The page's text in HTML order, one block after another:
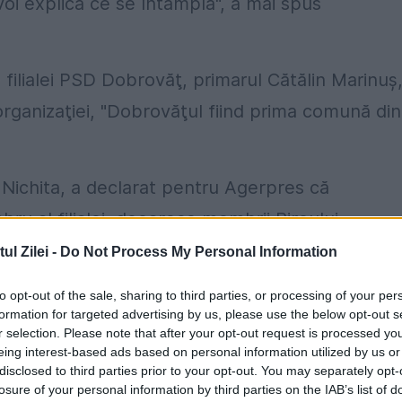
Zilei - Do Not Process My Personal Information
opt-out of the sale, sharing to third parties, or processing of your
for targeted advertising by us, please use the below opt-out
selection. Please note that after your opt-out request is processed
interest-based ads based on personal information utilized by us
to third parties prior to your opt-out. You may separately
of your personal information by third parties on the IAB’s list of
PSD Dobrovăţ, primarul Cătălin
"Dobrovăţul fiind prima comună din
a declarat pentru Agerpres că
al filialei, deoarece membrii Biroului
sâmbătă invalidarea transferului.
în ultima vreme de liderii PSD va
Ivan a declarat că "am fost, sunt şi voi fi